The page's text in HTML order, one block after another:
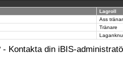
Lagroll
Ass
Tränare
- Kontakta din iBIS-